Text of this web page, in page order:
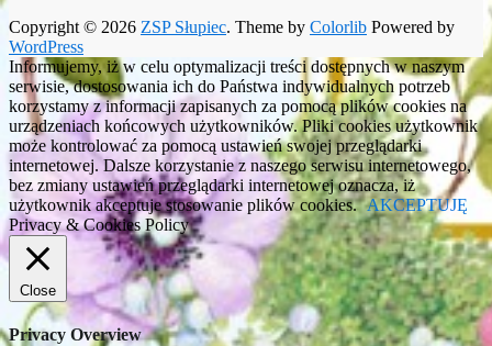
Copyright © 2026 ZSP Słupiec. Theme by Colorlib Powered by
WordPress
Informujemy, iż w celu optymalizacji treści dostępnych w naszym
serwisie, dostosowania ich do Państwa indywidualnych potrzeb
korzystamy z informacji zapisanych za pomocą plików cookies na
urządzeniach końcowych użytkowników. Pliki cookies użytkownik
może kontrolować za pomocą ustawień swojej przeglądarki
internetowej. Dalsze korzystanie z naszego serwisu internetowego,
bez zmiany ustawień przeglądarki internetowej oznacza, iż
użytkownik akceptuje stosowanie plików cookies. AKCEPTUJĘ
Privacy & Cookies Policy
Close
Privacy Overview